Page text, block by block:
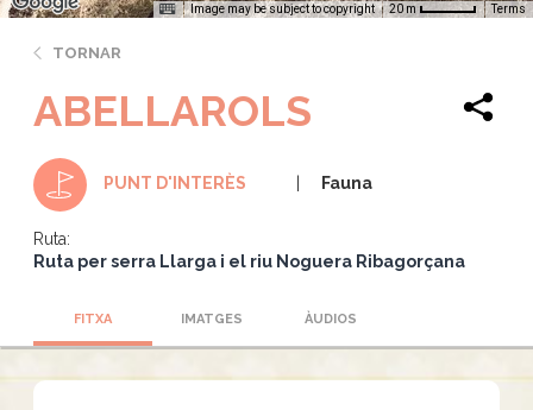
Image may be subject to copyright 20 m Terms
TORNAR
ABELLAROLS
PUNT D'INTERÈS Fauna
Ruta:
Ruta per serra Llarga i el riu Noguera Ribagorçana
FITXA IMATGES ÀUDIOS